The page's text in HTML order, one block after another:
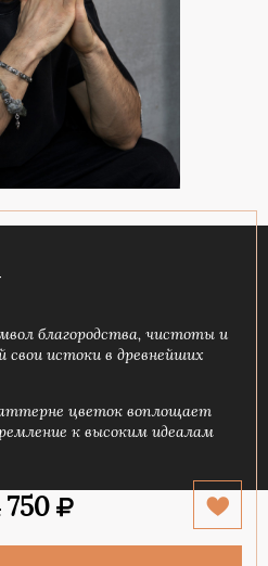
благородства, чистоты и
истоки в древнейших
цветок воплощает
к высоким идеалам
750